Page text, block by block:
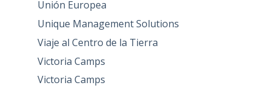
Unión Europea
Unique Management Solutions
Viaje al Centro de la Tierra
Victoria Camps
Victoria Camps